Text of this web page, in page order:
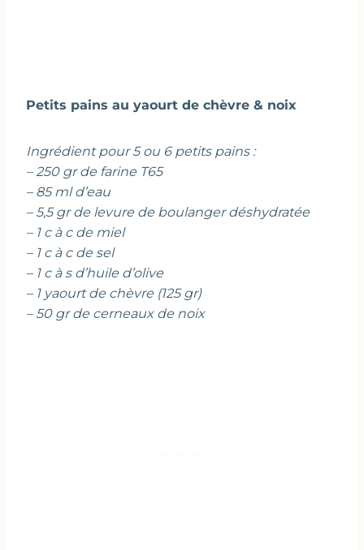
Petits pains au yaourt de chèvre & noix
Ingrédient pour 5 ou 6 petits pains :
– 250 gr de farine T65
– 85 ml d’eau
– 5,5 gr de levure de boulanger déshydratée
– 1 c à c de miel
– 1 c à c de sel
– 1 c à s d’huile d’olive
– 1 yaourt de chèvre (125 gr)
– 50 gr de cerneaux de noix